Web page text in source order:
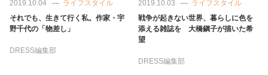
2019.10.04
ライフスタイル
それでも、生きて行く私。作家・宇
野千代の「物差し」
DRESS編集部
2019.10.03
ライフスタイル
戦争が起きない世界、暮らしに色を
添える雑誌を 大橋鎭子が描いた希
望
DRESS編集部